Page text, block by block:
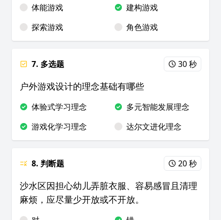
体能游戏
建构游戏
探索游戏
角色游戏
7. 多选题 30 秒
户外游戏设计的理念基础有哪些
体验式学习理念
多元智能发展理念
游戏化学习理念
达尔文进化理念
8. 判断题 20 秒
沙水区因担心幼儿弄脏衣服、容易感冒且清理
麻烦，应尽量少开放或不开放。